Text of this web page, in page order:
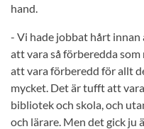
hand.
- Vi hade jobbat hårt innan
att vara så förberedda
att vara förberedd för allt
mycket. Det är tufft att
bibliotek och skola, och
och lärare. Men det gick ju